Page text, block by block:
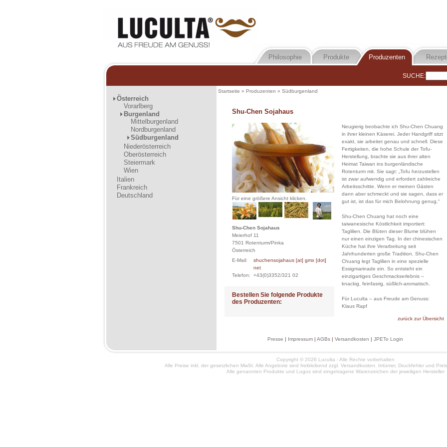
Philosophie Produkte Produzenten
SUCHE:
Österreich
Vorarlberg
Burgenland
Mittelburgenland
Nordburgenland
Südburgenland
Niederösterreich
Oberösterreich
Steiermark
Wien
Italien
Frankreich
Deutschland
Startseite » Produzenten » Südburgenland
Shu-Chen Sojahaus
Für eine größere Ansicht klicken.
Shu-Chen Sojahaus
Meierhof 11
7501 Rotenturm/Pinka
Österreich
E-Mail:
shuchensojahaus [at] gmx [dot]
net
Telefon: +43(0)3352/321 02
Bestellen Sie folgende Produkte
des Produzenten:
Neugierig beobachte ich Shu-Chen Chuang
in ihrer kleinen Käserei. Jeder Handgriff sitzt
exakt, sie arbeitet genau und schnell. Diese
Fertigkeiten, die hohe Schule der Tofu-
Herstellung, brachte sie aus ihrer alten
Heimat Taiwan ins burgenländische
Rotenturm mit. Sie sagt: „Tofu herzustellen
ist zwar aufwendig und erfordert zahlreiche
Arbeitsschritte. Wenn er meinen Gästen
dann aber schmeckt und sie sagen, dass er
gut ist, ist das für mich Belohnung genug.“
Shu-Chen Chuang hat noch eine
taiwanesische Köstlichkeit importiert:
Taglilien. Die Blüten dieser Blume blühen
nur einen einzigen Tag. In der chinesischen
Küche hat ihre Verarbeitung seit
Jahrhunderten große Tradition. Shu-Chen
Chuang legt Taglilien in eine spezielle
Essigmarinade ein. So entsteht ein
einzigartiges Geschmackserlebnis –
knackig, feinfasrig, süßlich-aromatisch.
Für Luculta – aus Freude am Genuss:
Klaus Rapf
zurück zur Übersicht
Presse Impressum AGBs Versandkosten JPETo Login
Copyright © 2026 Luculta - Alle Rechte vorbehalten
Alle Preise inkl. der gesetzlichen MwSt. Alle Angebote sind freibleibend zzgl. Versandkosten. Irrtümer, Druckfehler und
Alle genannten Produkte und Logos sind eingetragene Warenzeichen der jeweiligen Hersteller